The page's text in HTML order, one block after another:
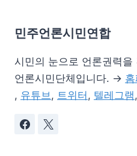
민주언론시민연합
시민의 눈으로 언론권력
언론시민단체입니다. →
, 유튜브, 트위터 , 텔레그램,